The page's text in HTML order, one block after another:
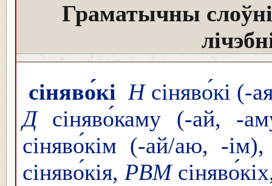
Граматычны
сіняво́кі Нсіняво́кі (-
Дсіняво́каму (-ай, -
сіняво́кім (-ай/аю, -
сіняво́кія, РВМ